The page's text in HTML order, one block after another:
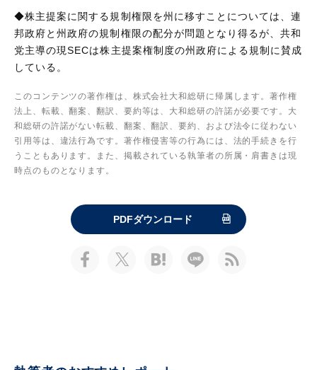
◆株主提案に関する規制権限を州に移すことについては、連
邦政府と州政府の規制権限の配分が問題となり得るが、共和
党主導の現SECは株主提案権制度の州政府による規制に賛成
している。
このコンテンツの著作権は、株式会社大和総研に帰属します。著作権
法上、転載、翻案、翻訳、要約等は、大和総研の許諾が必要です。大
和総研の許諾がない転載、翻案、翻訳、要約、および法令に従わない
引用等は、違法行為です。著作権侵害等の行為には、法的手続きを行
うこともあります。また、掲載されている執筆者の所属・肩書きは現
時点のものとなります。
PDFダウンロード